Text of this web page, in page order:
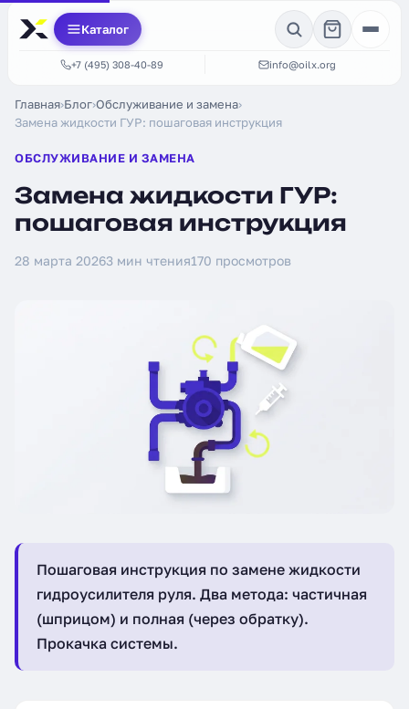
Каталог
+7 (495) 308-40-89 info@oilx.org
Главная›Блог›Обслуживание и замена›
Замена жидкости ГУР: пошаговая инструкция
ОБСЛУЖИВАНИЕ И ЗАМЕНА
Замена жидкости ГУР:
пошаговая инструкция
28 марта 20263 мин чтения170 просмотров
Пошаговая инструкция по замене жидкости
гидроусилителя руля. Два метода: частичная
(шприцом) и полная (через обратку).
Прокачка системы.